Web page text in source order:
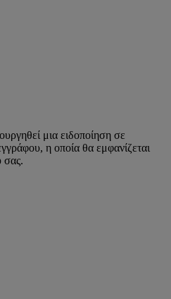
μια ειδοποίηση σε
η οποία θα εμφανίζεται
σας.